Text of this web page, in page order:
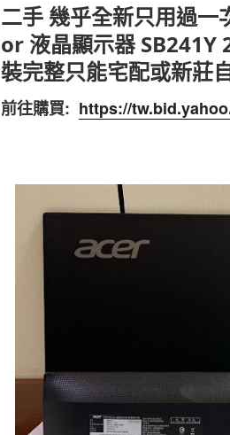
二手 幾乎全新只用過
or 液晶顯示器 SB241Y
裝完整只能宅配或新莊
前往購買: https://